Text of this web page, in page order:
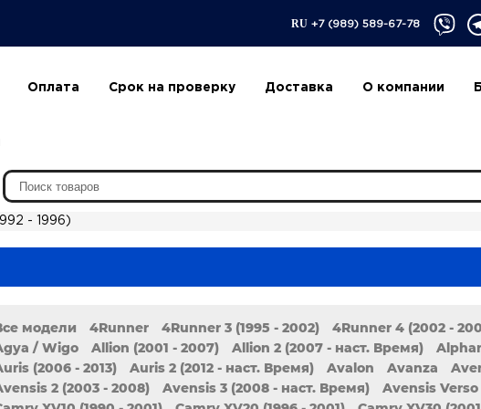
RU +7 (989) 589-67-78
Оплата Срок на проверку Доставка О компании
- 1996)
модели 4Runner 4Runner 3 (1995 - 2002) 4Runner 4 (2002 -
/ Wigo
Allion (2001 - 2007) Allion 2 (2007 - наст. Время)
(2006 - 2013)
Auris 2 (2012 - наст. Время) Avalon Avanza
2 (2003 - 2008)
Avensis 3 (2008 - наст. Время) Avensis Verso